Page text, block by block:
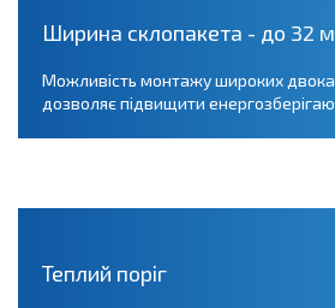
Ширина склопакета - до 32
Можливість монтажу широких
дозволяє підвищити
Теплий поріг